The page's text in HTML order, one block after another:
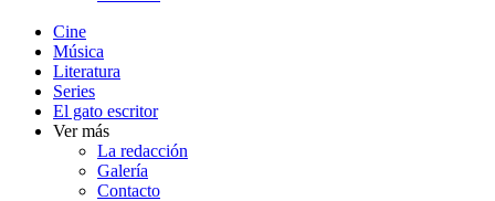
Cine
Música
Literatura
Series
El gato escritor
Ver más
La redacción
Galería
Contacto